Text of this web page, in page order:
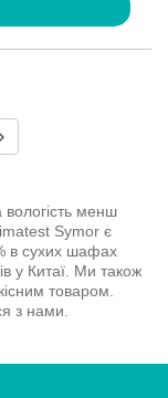
менш
Symor є
в сухих шафах
у Китаї. Ми також
товаром.
з нами.